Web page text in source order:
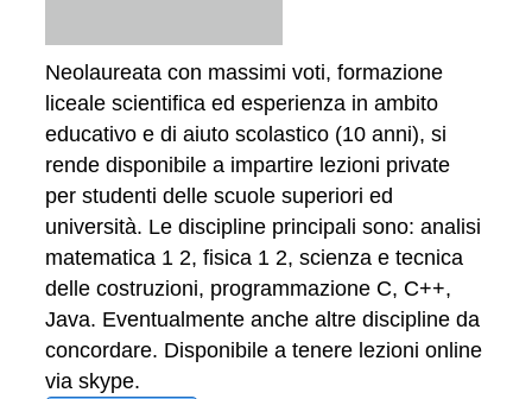
Neolaureata con massimi voti, formazione
liceale scientifica ed esperienza in ambito
educativo e di aiuto scolastico (10 anni), si
rende disponibile a impartire lezioni private
per studenti delle scuole superiori ed
università. Le discipline principali sono: analisi
matematica 1 2, fisica 1 2, scienza e tecnica
delle costruzioni, programmazione C, C++,
Java. Eventualmente anche altre discipline da
concordare. Disponibile a tenere lezioni online
via skype.